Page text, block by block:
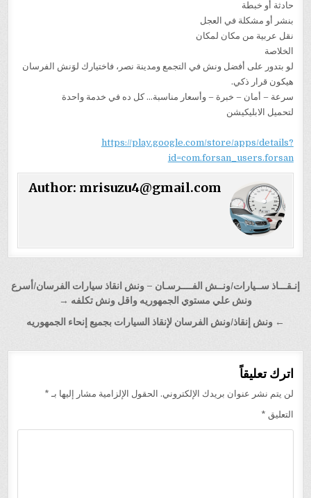
حادثة أو خبطة
بنشر أو مشكلة في العجل
نقل عربية من مكان لمكان
الخلاصة
لو بتدور على أفضل ونش في التجمع ومدينة نصر، فاختيارك لوَنش الفرسان
هيكون قرار ذكي.
سرعة – أمان – خبرة – وأسعار مناسبة… كل ده في خدمة واحدة
لتحميل الابليكيشن
https://play.google.com/store/apps/details?
id=com.forsan_users.forsan
Author: mrisuzu4@gmail.com
تصفّح
المقالات
إنـقـــاذ ســيارات/ونــش الفــــرسـان – ونش انقاذ سيارات الفرسان/أسرع
ونش علي مستوي الجمهوريه واقل ونش تكلفه →
← ونش إنقاذ/ونش الفرسان لإنقاذ السيارات بجميع إنحاء الجمهوريه
اترك تعليقاً
لن يتم نشر عنوان بريدك الإلكتروني. الحقول الإلزامية مشار إليها بـ *
التعليق *